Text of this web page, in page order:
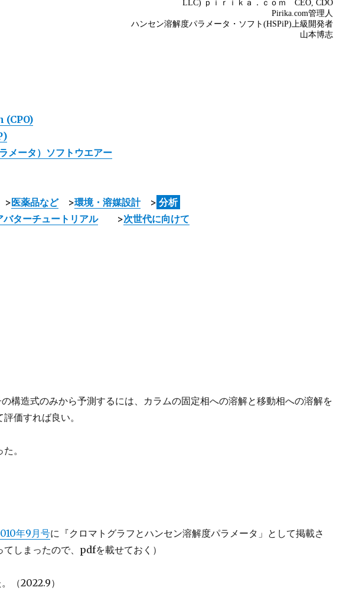
(CPO)
メータ）ソフトウエアー
>医薬品など>環境・溶媒設計> 分析
バターチュートリアル >次世代に向けて
構造式のみから予測するには、カラムの固定相への溶解と移動相への溶解を
価すれば良い。
。
年9月号に『クロマトグラフとハンセン溶解度パラメータ」として掲載さ
しまったので、pdfを載せておく）
（2022.9）